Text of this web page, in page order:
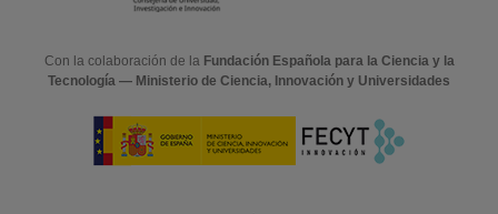
Con la colaboración de la Fundación Española para la Ciencia y la
Tecnología — Ministerio de Ciencia, Innovación y Universidades